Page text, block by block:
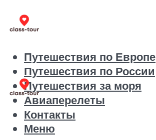
Путешествия по Европе
Путешествия по России
Путешествия за моря
Авиаперелеты
Контакты
Меню